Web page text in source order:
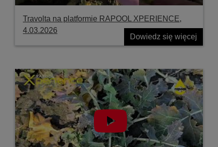
Travolta na platformie RAPOOL XPERIENCE,
4.03.2026
Dowiedz się więcej